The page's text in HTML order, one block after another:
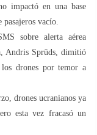
impactó en una base
vacío.
sobre alerta aérea
Andris Sprūds, dimitió
drones por temor a
drones ucranianos ya
esta vez fracasó un